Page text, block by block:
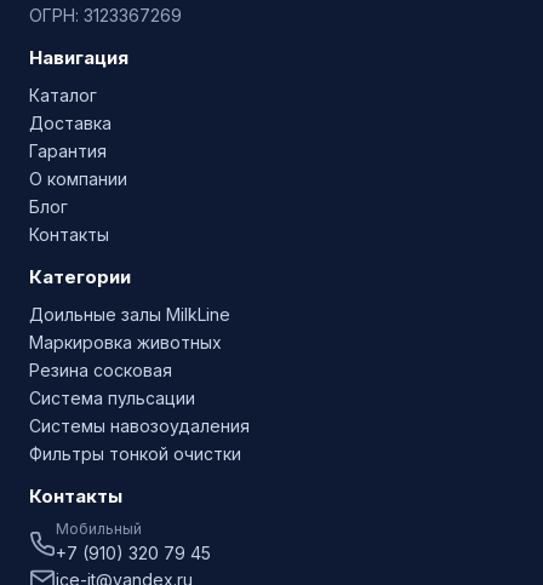
ОГРН: 3123367269
Навигация
Каталог
Доставка
Гарантия
О компании
Блог
Контакты
Категории
Доильные залы MilkLine
Маркировка животных
Резина сосковая
Система пульсации
Системы навозоудаления
Фильтры тонкой очистки
Контакты
Мобильный
+7 (910) 320 79 45
ice-it@yandex.ru